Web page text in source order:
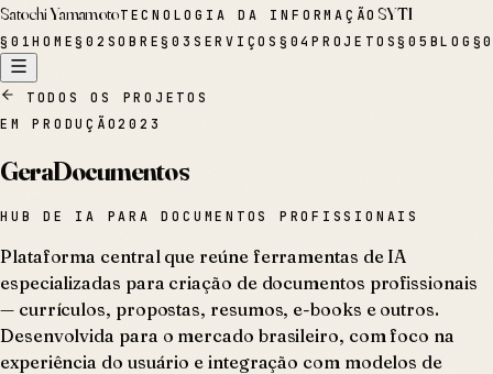
Satochi YamamotoTECNOLOGIA DA INFORMAÇÃOSYTI
§ 01HOME§02 SOBRE§03 SERVIÇOS § 04PROJETOS§05 BLOG §
TODOS OS PROJETOS
EM PRODUÇÃO2023
GeraDocumentos
HUB DE IA PARA DOCUMENTOS PROFISSIONAIS
Plataforma central que reúne ferramentas de IA
especializadas para criação de documentos profissionais
— currículos, propostas, resumos, e-books e outros.
Desenvolvida para o mercado brasileiro, com foco na
experiência do usuário e integração com modelos de